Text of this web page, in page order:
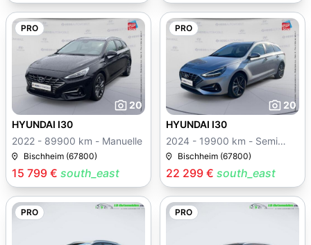
PRO
20
15 799 € south_east
HYUNDAI I30
2022 - 89900 km - Manuelle
Bischheim (67800)
PRO
20
22 299 € south_east
HYUNDAI I30
2024 - 19900 km - Semi
autoBischheim (67800)
PRO PRO